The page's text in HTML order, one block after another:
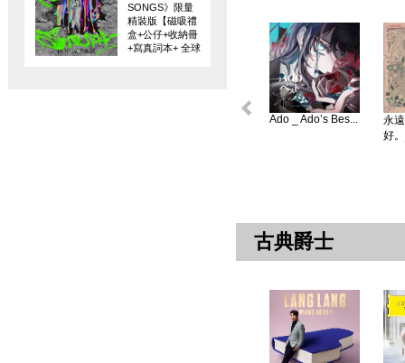
SONGS》限量
精裝版【磁吸禮
盒+公仔+收納冊
+寫真詞本+ 全球
Ado _ Ado’s Bes...
永
好
古典爵士